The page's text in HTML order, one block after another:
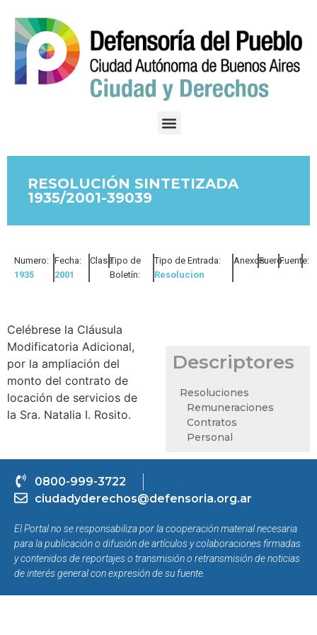
RESOLUCIÓN SINTETIZADA
1935/2001-39039
Numero:
1935
Fecha:
2001
Clase:Tipo de
Boletín:
Tipo de Entrada:
Resolucion
Anexos:Fuero:Fuente:
Celébrese la Cláusula
Modificatoria Adicional,
por la ampliación del
monto del contrato de
locación de servicios de
la Sra. Natalia I. Rosito.
Descriptores
Resoluciones
Remuneraciones
Contratos
Personal
0800-999-3722
ciudadyderechos@defensoria.org.ar
El Portal no se responsabiliza por la cooperación material necesaria
para la publicación o difusión de artículos y colaboraciones firmadas
y contenidos de reportajes o transmisión o retransmisión de noticias
de interés general con expresión de su fuente.